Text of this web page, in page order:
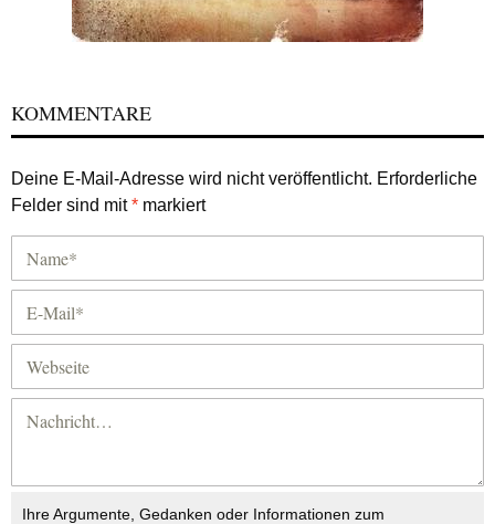
KOMMENTARE
Deine E-Mail-Adresse wird nicht veröffentlicht. Erforderliche
Felder sind mit* markiert
Ihre Argumente, Gedanken oder Informationen zum